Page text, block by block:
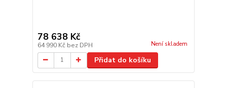
78 638 Kč
64 990 Kč bez DPH Není skladem
Přidat do košíku